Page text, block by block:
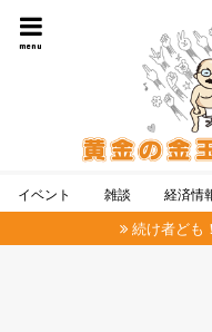
menu
イベント 雑談 経済情
続け者ども